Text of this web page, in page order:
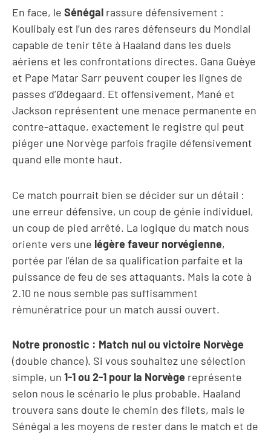
En face, le Sénégal rassure défensivement :
Koulibaly est l’un des rares défenseurs du Mondial
capable de tenir tête à Haaland dans les duels
aériens et les confrontations directes. Gana Guèye
et Pape Matar Sarr peuvent couper les lignes de
passes d’Ødegaard. Et offensivement, Mané et
Jackson représentent une menace permanente en
contre-attaque, exactement le registre qui peut
piéger une Norvège parfois fragile défensivement
quand elle monte haut.
Ce match pourrait bien se décider sur un détail :
une erreur défensive, un coup de génie individuel,
un coup de pied arrêté. La logique du match nous
oriente vers une légère faveur norvégienne,
portée par l’élan de sa qualification parfaite et la
puissance de feu de ses attaquants. Mais la cote à
2.10 ne nous semble pas suffisamment
rémunératrice pour un match aussi ouvert.
Notre pronostic : Match nul ou victoire Norvège
(double chance). Si vous souhaitez une sélection
simple, un 1-1 ou 2-1 pour la Norvège représente
selon nous le scénario le plus probable. Haaland
trouvera sans doute le chemin des filets, mais le
Sénégal a les moyens de rester dans le match et de